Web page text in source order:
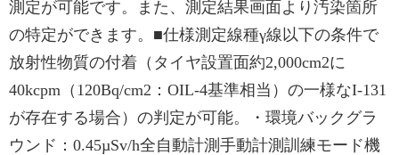
測定が可能です。また、測定結果画面より汚染箇所
の特定ができます。■仕様測定線種γ線以下の条件で
放射性物質の付着（タイヤ設置面約2,000cm2に
40kcpm（120Bq/cm2：OIL-4基準相当）の一様なI-131
が存在する場合）の判定が可能。・環境バックグラ
ウンド：0.45µSv/h全自動計測手動計測訓練モード機